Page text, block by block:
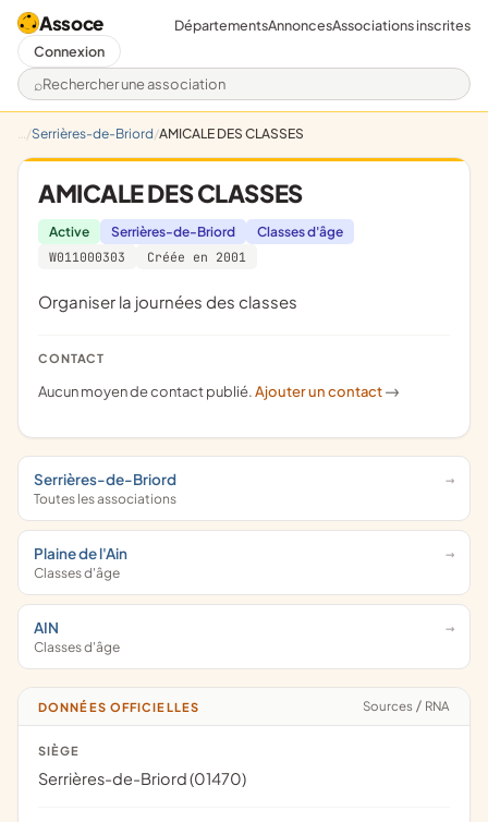
Assoce
Rechercher une association
DépartementsAnnoncesAssociations inscrites
Connexion
Serrières-de-Briord AMICALE DES CLASSES
AMICALE DES CLASSES
Active Serrières-de-Briord
Classes d'âge
W011000303
Créée en 2001
organiser la journées des classes
CONTACT
Aucun moyen de contact publié.Ajouter un contact ->
Serrières-de-Briord
Toutes les associations
Plaine de l'Ain
Classes d'âge
AIN
Classes d'âge
DONNÉES OFFICIELLES Sources / RNA
SIÈGE
Serrières-de-Briord (01470)